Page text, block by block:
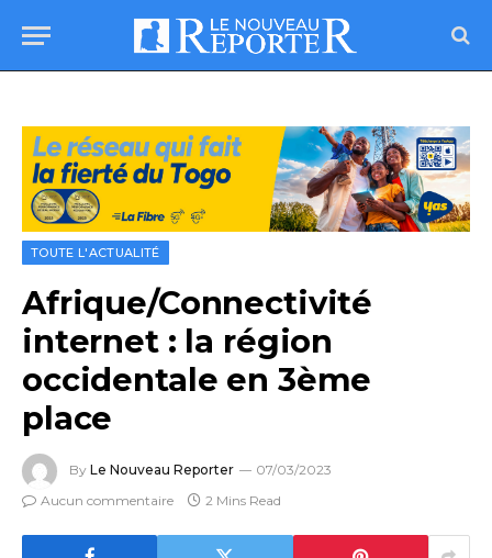
TOUTE L'ACTUALITÉ
Afrique/Connectivité
internet : la région
occidentale en 3ème
place
By Le Nouveau Reporter
07/03/2023
Aucun commentaire
2 Mins Read